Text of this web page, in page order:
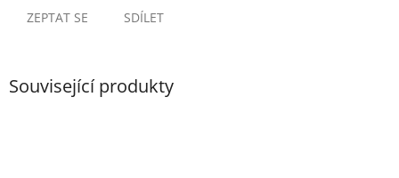
ZEPTAT SE SDÍLET
Související produkty